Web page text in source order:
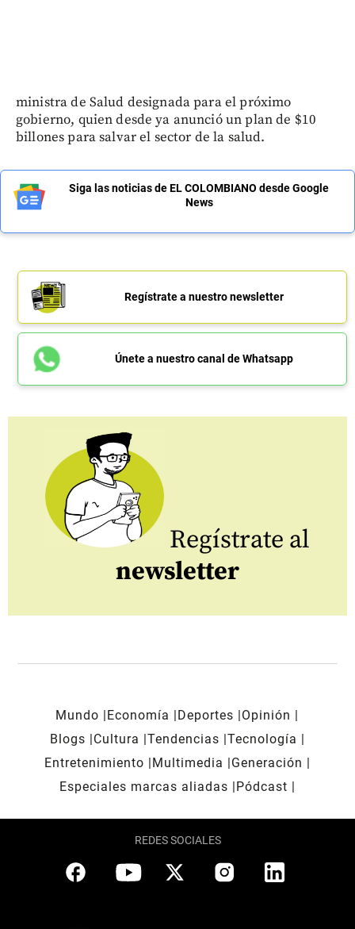
ministra de Salud designada para el próximo
gobierno, quien desde ya anunció un plan de $10
billones para salvar el sector de la salud.
Siga las noticias de EL COLOMBIANO desde Google
News
Regístrate a nuestro newsletter
Únete a nuestro canal de Whatsapp
Regístrate al
newsletter
Mundo Economía Deportes
Opinión
Blogs
Cultura Tendencias Tecnología
Entretenimiento
Multimedia
Generación
Especiales marcas aliadas
Pódcast
REDES SOCIALES